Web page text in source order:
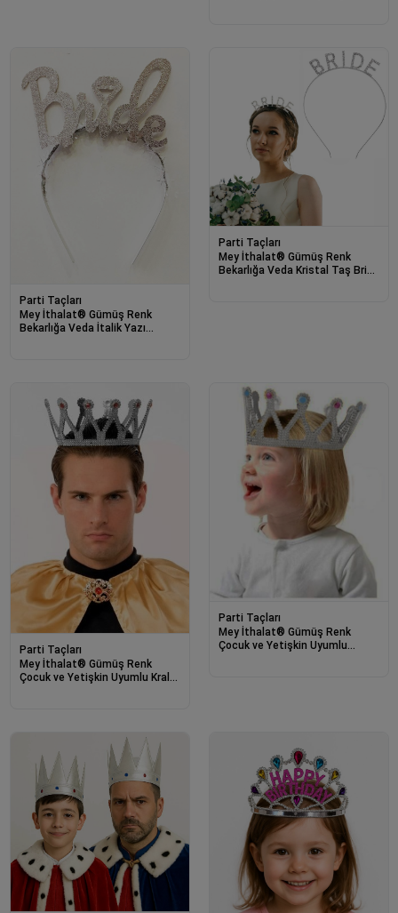
Parti Taçları
Mey İthalat® Gümüş Renk
Bekarlığa Veda İtalik Yazı
Parti Taçları
Mey İthalat® Gümüş Renk
Bekarlığa Veda Kristal Taş Bride
Parti Taçları
Mey İthalat® Gümüş Renk
Çocuk ve Yetişkin Uyumlu Kral
Parti Taçları
Mey İthalat® Gümüş Renk
Çocuk ve Yetişkin Uyumlu